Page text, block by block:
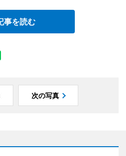
事を読む
次の写真